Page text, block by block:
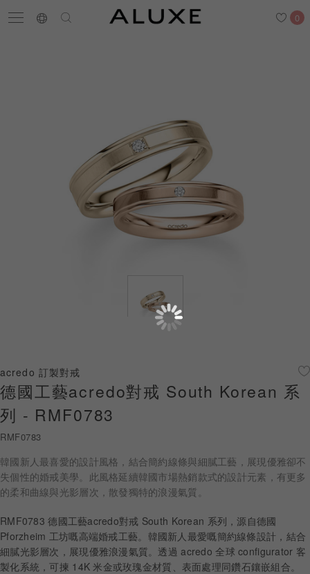
0
最新消息 門市一覽
黃金金飾
關於ALUXE
最新消息
婚禮護照
線上購物
acredo 訂製對戒
德國工藝acredo對戒 South Korean 系
列 - RMF0783
RMF0783
韓國新人最喜愛的設計風格，結合簡約線條與細膩工藝，展現優雅卻不
失個性的婚戒美學。此風格延續韓國市場熱銷款式的設計元素，有更多
的柔和曲線與光影層次，散發獨特的浪漫氣質。
RMF0783 德國工藝acredo對戒 South Korean 系列，源自德國
Pforzheim 工坊嘅高端婚戒工藝。韓國新人最愛嘅簡約線條設計，結合
細膩光影層次，展現優雅浪漫氣質。透過 acredo 全球 configurator 客
製化系統，可揀 14K 米金或玫瑰金材質、表面處理同鑽石鑲嵌組合。